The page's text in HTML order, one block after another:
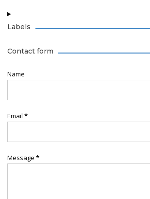
Labels
Contact form
Name
Email *
Message *